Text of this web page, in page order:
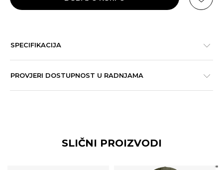
SPECIFIKACIJA
PROVJERI DOSTUPNOST U RADNJAMA
SLIČNI PROIZVODI